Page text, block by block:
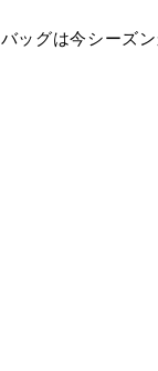
バッグは今シーズ